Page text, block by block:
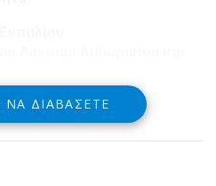
ΝΑ ΔΙΑΒΆΣΕΤΕ